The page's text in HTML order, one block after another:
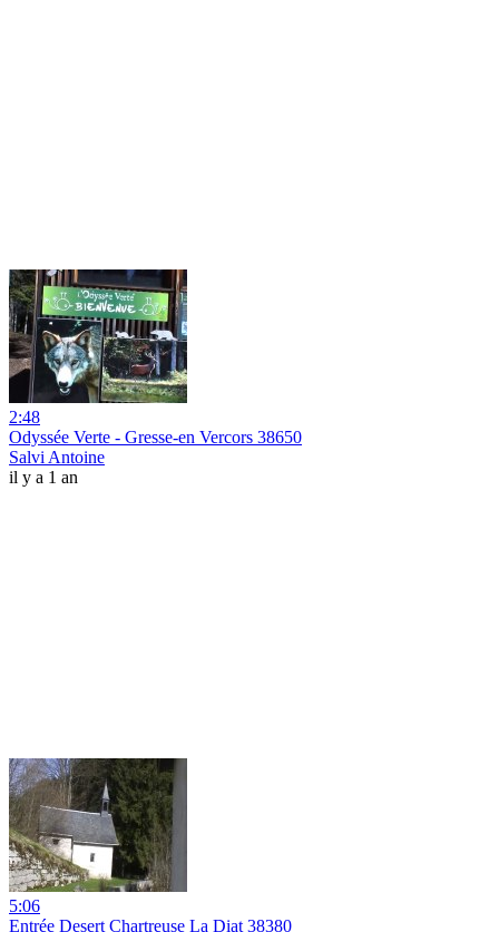
2:48
Odyssée Verte - Gresse-en Vercors 38650
Salvi Antoine
il y a 1 an
5:06
Entrée Desert Chartreuse La Diat 38380